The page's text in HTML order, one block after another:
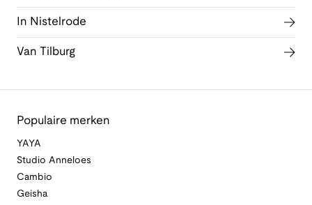
In Nistelrode
Van Tilburg
Populaire merken
YAYA
Studio Anneloes
Cambio
Geisha